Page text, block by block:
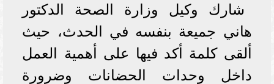
شارك وكيل وزارة الصحة الدكتور
هاني جميعة بنفسه في الحدث، حيث
ألقى كلمة أكد فيها على أهمية العمل
داخل وحدات الحضانات وضرورة